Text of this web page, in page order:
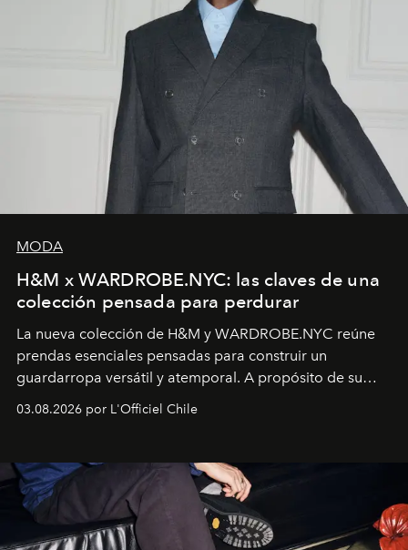
MODA
H&M x WARDROBE.NYC: las claves de una
colección pensada para perdurar
La nueva colección de H&M y WARDROBE.NYC reúne
prendas esenciales pensadas para construir un
guardarropa versátil y atemporal. A propósito de su
lanzamiento, los fundadores de la firma neoyorquina y
la asesora creativa y jefa de diseño global de la marca
y la filosofía detrás de la propuesta.
03.08.2026 por L'Officiel Chile